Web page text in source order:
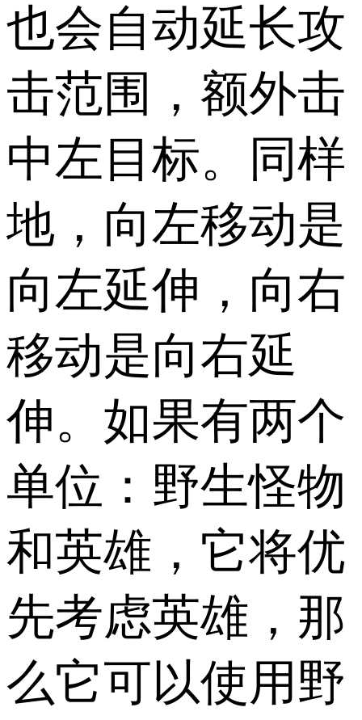
也会自动延长攻
击范围，额外击
中左目标。同样
地，向左移动是
向左延伸，向右
移动是向右延
伸。如果有两个
单位：野生怪物
和英雄，它将优
先考虑英雄，那
么它可以使用野